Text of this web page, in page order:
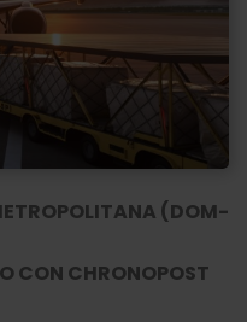
(DOM-
CON CHRONOPOST